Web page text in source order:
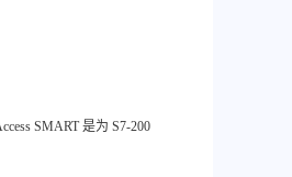
SMART 是为 S7-200